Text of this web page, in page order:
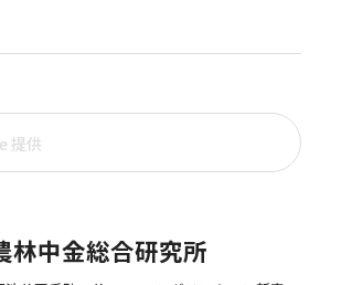
林中金総合研究所